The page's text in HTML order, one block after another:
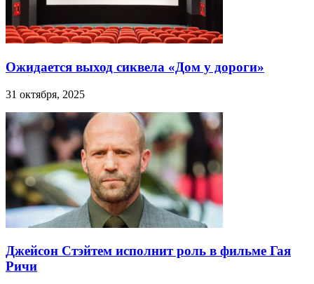
Ожидается выход сиквела «Дом у дороги»
31 октября, 2025
Джейсон Стэйтем исполнит роль в фильме Гая
Ричи